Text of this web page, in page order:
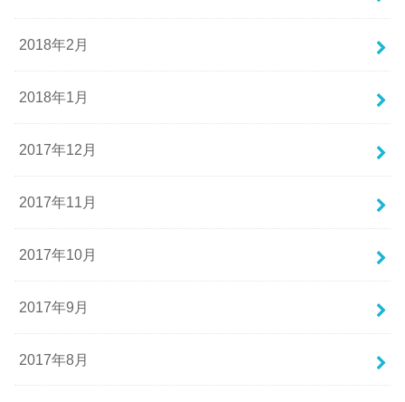
2018年2月
2018年1月
2017年12月
2017年11月
2017年10月
2017年9月
2017年8月